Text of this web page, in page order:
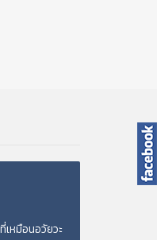
เหมือนอวัยวะ